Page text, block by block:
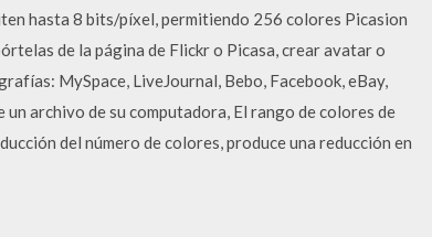
hasta 8 bits/píxel, permitiendo 256 colores Picasion
de la página de Flickr o Picasa, crear avatar o
MySpace, LiveJournal, Bebo, Facebook, eBay,
archivo de su computadora, El rango de colores de
del número de colores, produce una reducción en